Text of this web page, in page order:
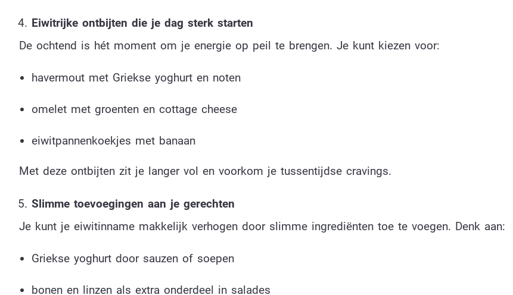
Eiwitrijke ontbijten die je dag sterk starten
De ochtend is hét moment om je energie op peil te brengen. Je kunt kiezen voor:
havermout met Griekse yoghurt en noten
omelet met groenten en cottage cheese
eiwitpannenkoekjes met banaan
Met deze ontbijten zit je langer vol en voorkom je tussentijdse cravings.
Slimme toevoegingen aan je gerechten
Je kunt je eiwitinname makkelijk verhogen door slimme ingrediënten toe te voegen. Denk aan:
Griekse yoghurt door sauzen of soepen
bonen en linzen als extra onderdeel in salades